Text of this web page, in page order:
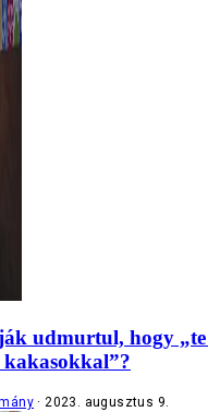
udmurtul, hogy „te
kakasokkal”?
2023. augusztus 9.